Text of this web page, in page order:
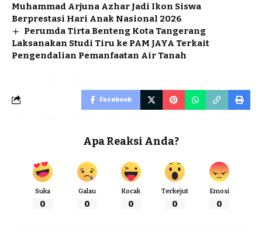
Muhammad Arjuna Azhar Jadi Ikon Siswa
Berprestasi Hari Anak Nasional 2026
Perumda Tirta Benteng Kota Tangerang
Laksanakan Studi Tiru ke PAM JAYA Terkait
Pengendalian Pemanfaatan Air Tanah
Facebook
Apa Reaksi Anda?
Suka
0
Galau
0
Kocak
0
Terkejut
0
Emosi
0